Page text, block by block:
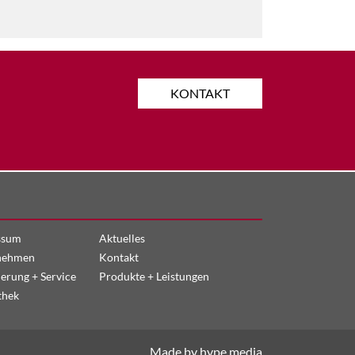
KONTAKT
Aktuelles
Kontakt
+ Service
Produkte + Leistungen
Made by hype.media